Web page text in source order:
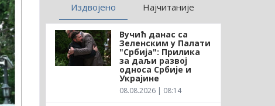
Издвојено Најчитаније
Вучић данас са
Зеленским у Палати
"Србија": Прилика
за даљи развој
односа Србије и
Украјине
08.08.2026 | 08:14